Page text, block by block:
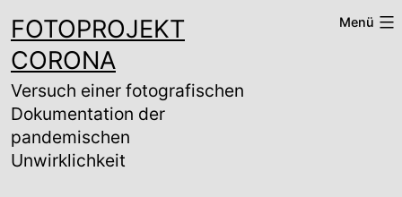
Inhalt
springen
FOTOPROJEKT
CORONA
Versuch einer fotografischen
Dokumentation der
pandemischen
Unwirklichkeit
Menü